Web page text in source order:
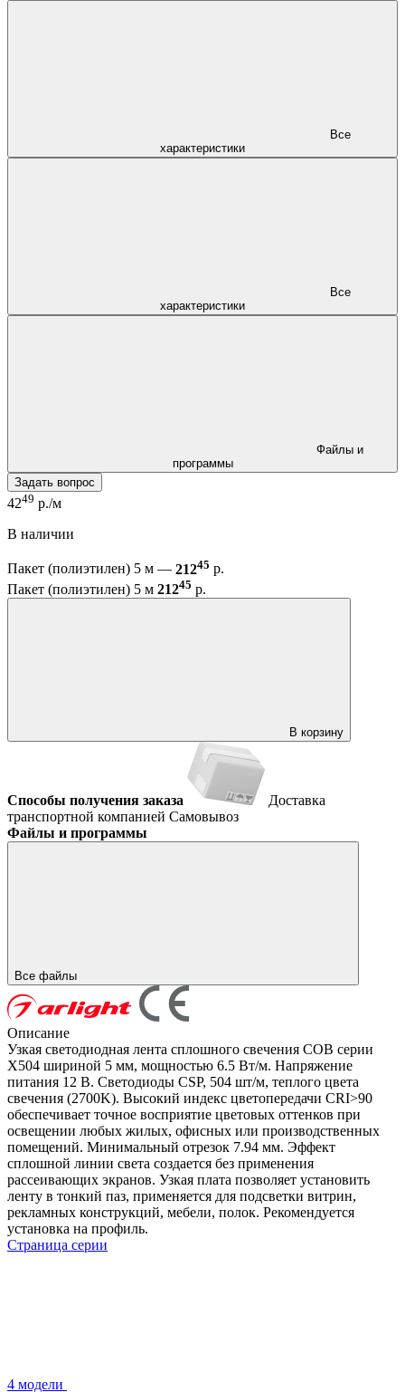
характеристики
характеристики
программы
Задать вопрос
4249 р./м
В наличии
Пакет (полиэтилен) 5 м — 21245 р.
Пакет (полиэтилен) 5 м 21245 р.
В корзину
Способы получения заказа
Доставка
транспортной компанией Самовывоз
Файлы и программы
Все файлы
Описание
Узкая светодиодная лента сплошного свечения COB серии
X504 шириной 5 мм, мощностью 6.5 Вт/м. Напряжение
питания 12 В. Светодиоды CSP, 504 шт/м, теплого цвета
свечения (2700K). Высокий индекс цветопередачи CRI>90
обеспечивает точное восприятие цветовых оттенков при
освещении любых жилых, офисных или производственных
помещений. Минимальный отрезок 7.94 мм. Эффект
сплошной линии света создается без применения
рассеивающих экранов. Узкая плата позволяет установить
ленту в тонкий паз, применяется для подсветки витрин,
рекламных конструкций, мебели, полок. Рекомендуется
установка на профиль.
Страница серии
4 модели